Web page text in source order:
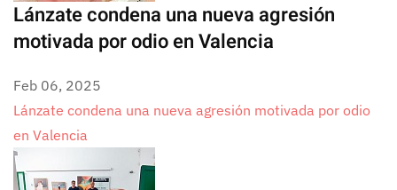
Lánzate condena una nueva agresión
motivada por odio en Valencia
Feb 06, 2025
Lánzate condena una nueva agresión motivada por odio
en Valencia